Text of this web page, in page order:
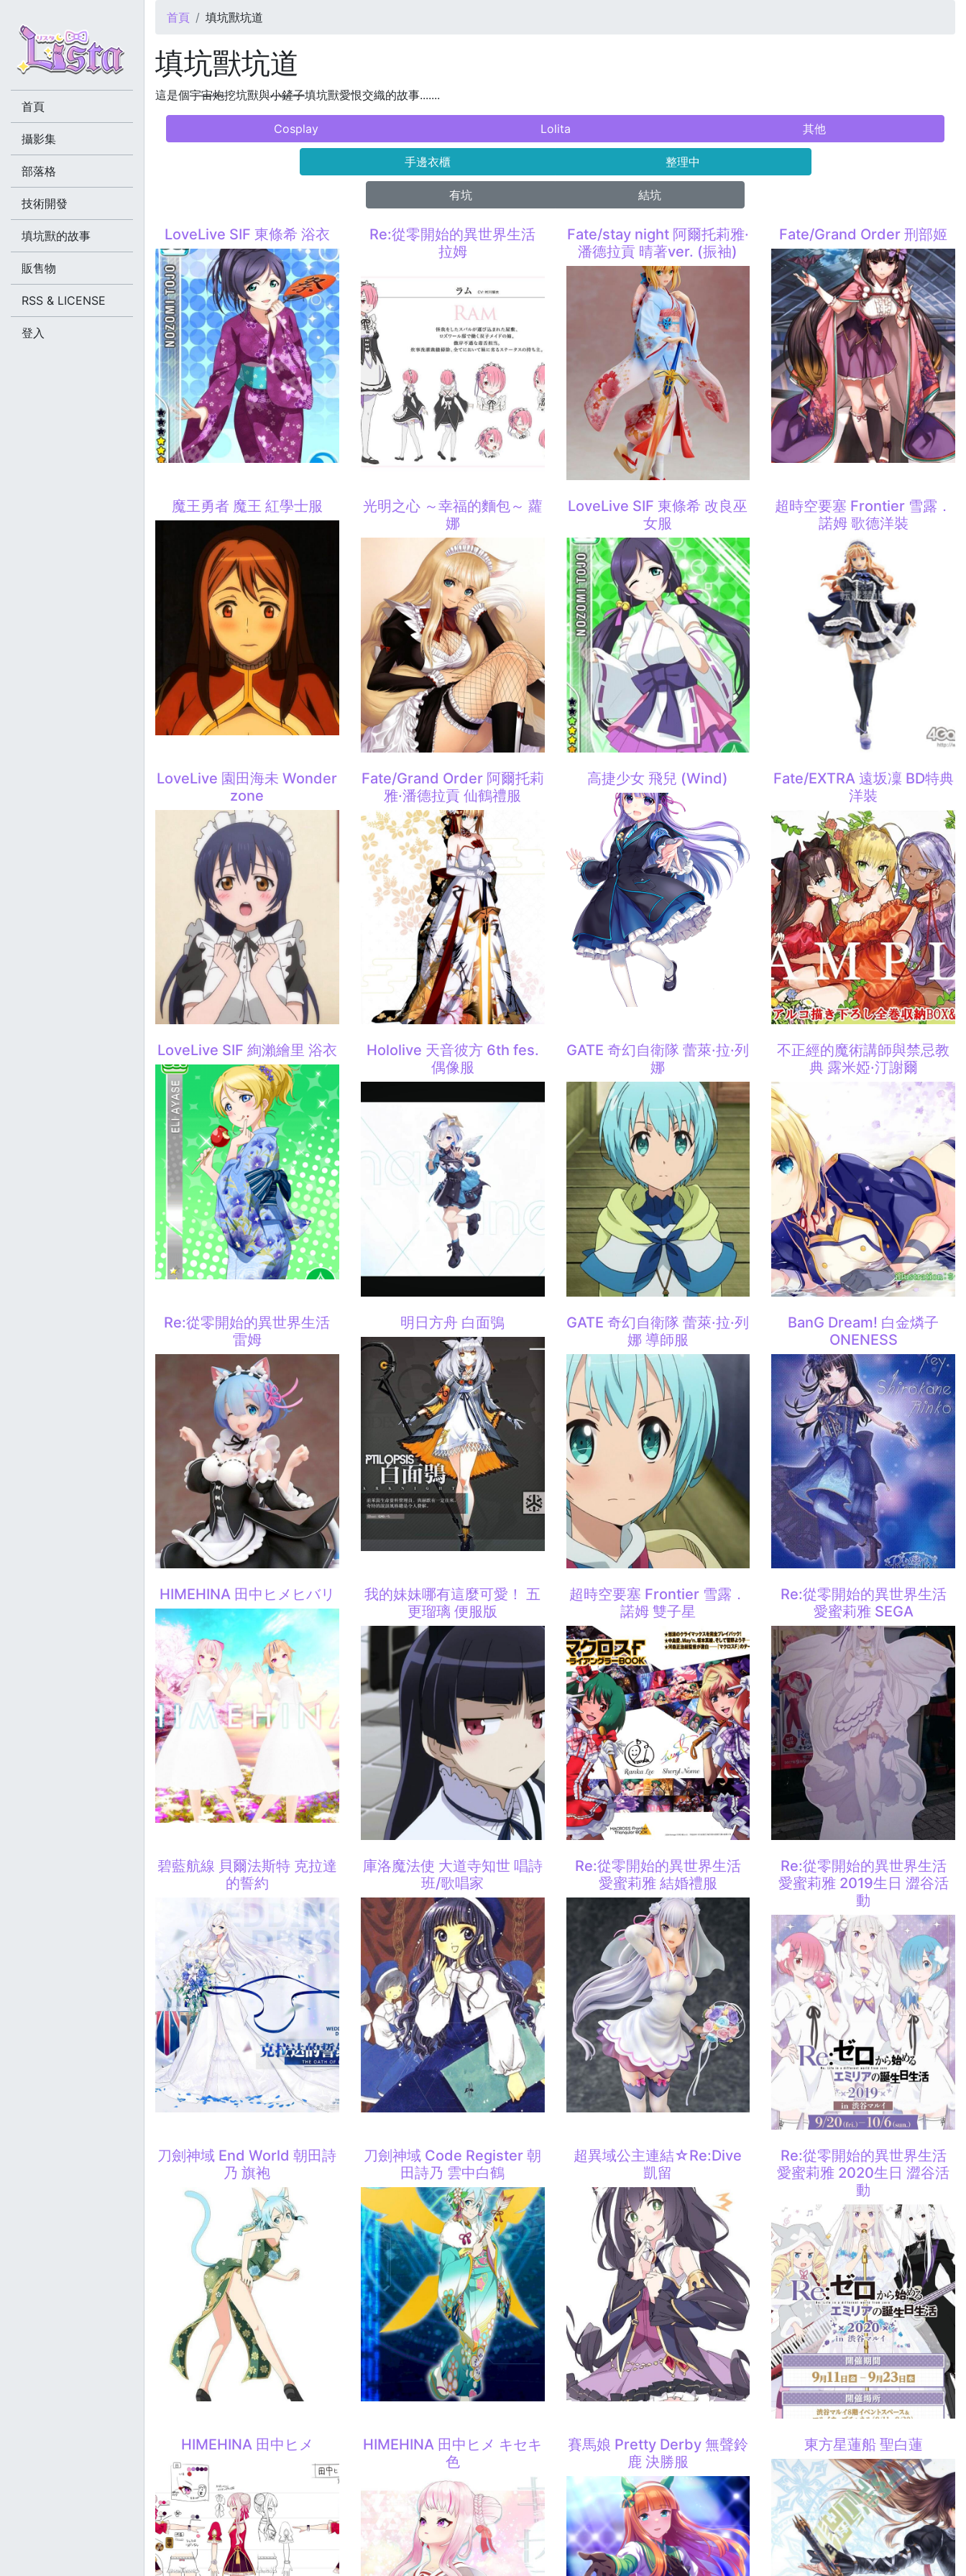
您在這裡
首頁 填坑獸坑道
填坑獸坑道
這是個宇宙炮挖坑獸與小鏟子填坑獸愛恨交織的故事.......
Cosplay Lolita 其他
手邊衣櫃 整理中
有坑 結坑
LoveLive SIF 東條希 浴衣
Re:從零開始的異世界生活
拉姆
Fate/stay night 阿爾托莉雅·
潘德拉貢 晴著ver. (振袖)
Fate/Grand Order 刑部姬
魔王勇者 魔王 紅學士服
光明之心 ～幸福的麵包～ 蘿
娜
LoveLive SIF 東條希 改良巫
女服
超時空要塞 Frontier 雪露．
諾姆 歌德洋裝
LoveLive 園田海未 Wonder
zone
Fate/Grand Order 阿爾托莉
雅·潘德拉貢 仙鶴禮服
高捷少女 飛兒 (Wind)
Fate/EXTRA 遠坂凜 BD特典
洋裝
LoveLive SIF 絢瀨繪里 浴衣
Hololive 天音彼方 6th fes.
偶像服
GATE 奇幻自衛隊 蕾萊·拉·列
娜
不正經的魔術講師與禁忌教
典 露米婭·汀謝爾
Re:從零開始的異世界生活
雷姆
明日方舟 白面鴞
GATE 奇幻自衛隊 蕾萊·拉·列
娜 導師服
BanG Dream! 白金燐子
ONENESS
HIMEHINA 田中ヒメヒバリ
我的妹妹哪有這麼可愛！ 五
更瑠璃 便服版
超時空要塞 Frontier 雪露．
諾姆 雙子星
Re:從零開始的異世界生活
愛蜜莉雅 SEGA
碧藍航線 貝爾法斯特 克拉達
的誓約
庫洛魔法使 大道寺知世 唱詩
班/歌唱家
Re:從零開始的異世界生活
愛蜜莉雅 結婚禮服
Re:從零開始的異世界生活
愛蜜莉雅 2019生日 澀谷活
動
刀劍神域 End World 朝田詩
乃 旗袍
刀劍神域 Code Register 朝
田詩乃 雲中白鶴
超異域公主連結☆Re:Dive
凱留
Re:從零開始的異世界生活
愛蜜莉雅 2020生日 澀谷活
動
HIMEHINA 田中ヒメ
HIMEHINA 田中ヒメ キセキ
色
賽馬娘 Pretty Derby 無聲鈴
鹿 決勝服
東方星蓮船 聖白蓮
首頁
攝影集
部落格
技術開發
填坑獸的故事
販售物
RSS & LICENSE
登入